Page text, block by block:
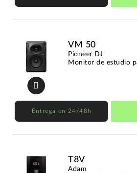
VM 50
Pioneer DJ
Monitor de estudio
Entrega en 24/48h
T8V
Adam